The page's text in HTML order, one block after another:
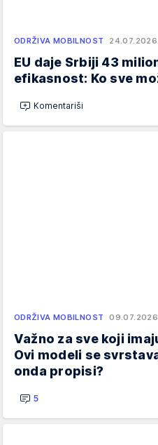
ODRŽIVA MOBILNOST 24.07.2026.
EU daje Srbiji 43
efikasnost: Ko sve
Komentariši
ODRŽIVA MOBILNOST
Važno za sve koji
Ovi modeli se
onda propisi?
5